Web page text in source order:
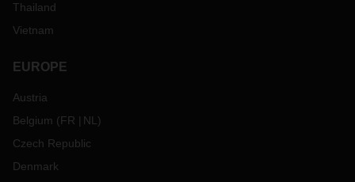
Thailand
Vietnam
EUROPE
Austria
Belgium (FR NL)
Czech Republic
Denmark